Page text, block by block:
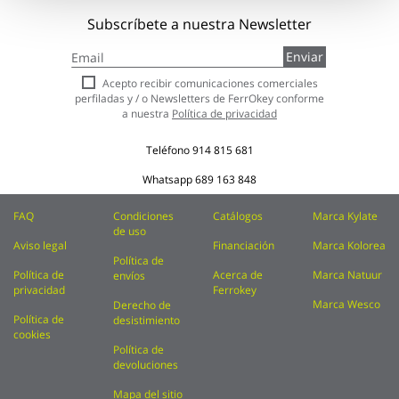
Subscríbete a nuestra Newsletter
a
nuestro
boletín
de
Enviar
Acepto recibir comunicaciones comerciales
perfiladas y / o Newsletters de FerrOkey conforme
a nuestra Política de privacidad
Teléfono914 815 681
Whatsapp689 163 848
FAQ
Aviso legal
Política de
privacidad
Política de
cookies
Condiciones
de uso
Política de
envíos
Derecho de
desistimiento
Política de
devoluciones
Mapa del sitio
Catálogos
Financiación
Acerca de
Ferrokey
Marca Kylate
Marca Kolorea
Marca Natuur
Marca Wesco